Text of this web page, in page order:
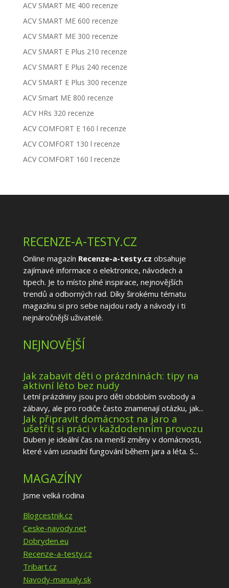
ACV SMART ME 400 recenze
ACV SMART ME 600 recenze
ACV SMART ME 300 recenze
ACV SMART E Plus 210 recenze
ACV SMART E Plus 240 recenze
ACV SMART E Plus 300 recenze
ACV Smart ME 800 recenze
ACV HRs 320 recenze
ACV COMFORT E 160 l recenze
ACV COMFORT 130 l recenze
ACV COMFORT 160 l recenze
RECENZE-A-TESTY.CZ
Online magazín Recenze-a-testy.cz obsahuje
zajímavé informace o elektronice, návodech a
tipech. Je to místo plné inspirace, nejnovějších
trendů a odborných rad. Díky širokému tématu
magazínu si pro sebe najdou rady a návody i ti
nejnáročnější uživatelé.
NEJNOVĚJŠÍ
Jak zabavit děti o prázdninách: tipy na
aktivní léto bez nudy
Letní prázdniny jsou pro děti obdobím svobody a
zábavy, ale pro rodiče často znamenají otázku, jak...
Jak připravit domácnost na jaro a
ušetřit si práci v každodenním provozu
Duben je ideální čas na menší změny v domácnosti,
které vám usnadní fungování během jara a léta. S...
MAGAZÍNY
Jsme velká rodina
Blogcestnik.cz
Ceske-navody.net
Dobryden.eu
Recenze-a-testy.cz
Tribart.cz
Navody-manualy.sk